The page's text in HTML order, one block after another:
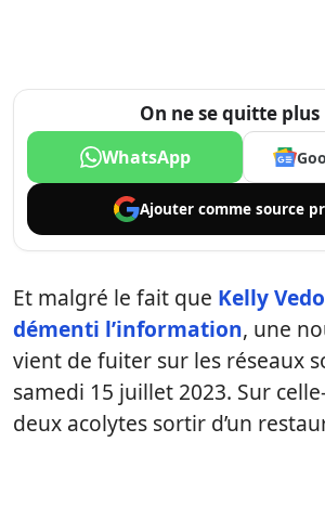
On ne se quitte plus
WhatsApp
Ajouter comme source
Et malgré le fait que Kelly
démenti l’information, une
vient de fuiter sur les réseaux
samedi 15 juillet 2023. Sur
deux acolytes sortir d’un